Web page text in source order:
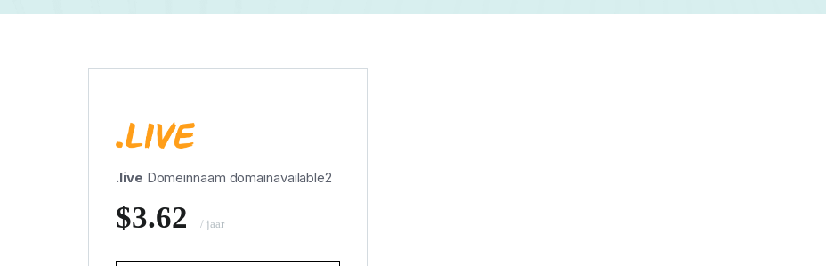
.live Domeinnaam domainavailable2
$3.62 / jaar